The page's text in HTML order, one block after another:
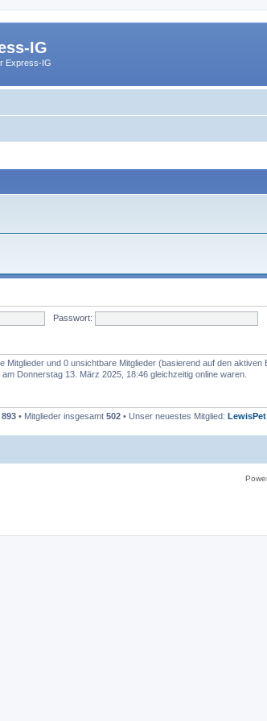
IG
Express-IG
Passwort:
Mitglieder und 0 unsichtbare Mitglieder (basierend auf den aktiven
Donnerstag 13. März 2025, 18:46 gleichzeitig online waren.
893 • Mitglieder insgesamt 502 • Unser neuestes Mitglied: LewisPet